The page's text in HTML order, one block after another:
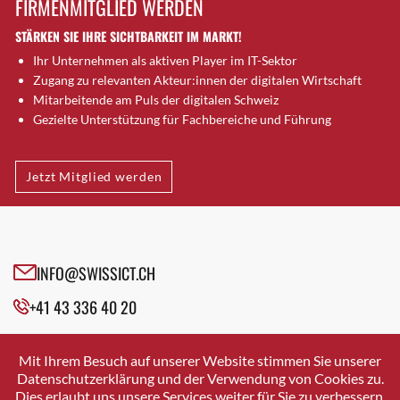
Brugg AG
Brütten
Bubendorf
Bubikon
Buchs (SG)
Bäretswil
Bülach
Cazis
Crissier
Davos Platz
Dierikon
Dietikon
FIRMENMITGLIED WERDEN
STÄRKEN SIE IHRE SICHTBARKEIT IM MARKT!
Ihr Unternehmen als aktiven Player im IT-Sektor
Zugang zu relevanten Akteur:innen der digitalen Wirtschaft
Mitarbeitende am Puls der digitalen Schweiz
Gezielte Unterstützung für Fachbereiche und Führung
Jetzt Mitglied werden
INFO@SWISSICT.CH
+41 43 336 40 20
SWISSICT
VULKANSTRASSE 120
8048 ZURICH
Mit Ihrem Besuch auf unserer Website stimmen Sie unserer
Datenschutzerklärung und der Verwendung von Cookies zu.
Dies erlaubt uns unsere Services weiter für Sie zu verbessern.